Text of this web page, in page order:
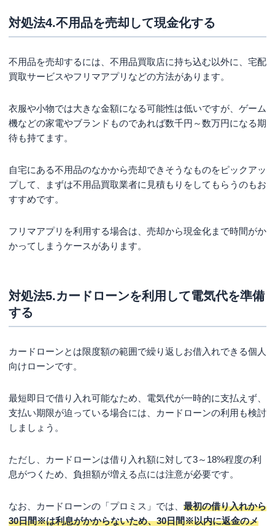
対処法4.不用品を売却して現金化する
不用品を売却するには、不用品買取店に持ち込む以外に、宅配
買取サービスやフリマアプリなどの方法があります。
衣服や小物では大きな金額になる可能性は低いですが、ゲーム
機などの家電やブランドものであれば数千円～数万円になる期
待も持てます。
自宅にある不用品のなかから売却できそうなものをピックアッ
プして、まずは不用品買取業者に見積もりをしてもらうのもお
すすめです。
フリマアプリを利用する場合は、売却から現金化まで時間がか
かってしまうケースがあります。
対処法5.カードローンを利用して電気代を準備
する
カードローンとは限度額の範囲で繰り返しお借入れできる個人
向けローンです。
最短即日で借り入れ可能なため、電気代が一時的に支払えず、
支払い期限が迫っている場合には、カードローンの利用も検討
しましょう。
ただし、カードローンは借り入れ額に対して3～18%程度の利
息がつくため、負担額が増える点には注意が必要です。
なお、カードローンの「プロミス」では、 最初の借り入れから
30日間※は利息がかからないため、30日間※以内に返金のメ